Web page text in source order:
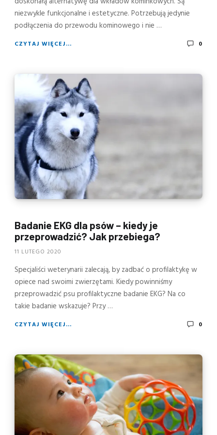
niezwykle funkcjonalne i estetyczne. Potrzebują jedynie
podłączenia do przewodu kominowego i nie …
CZYTAJ WIĘCEJ... 0
Badanie EKG dla psów – kiedy je
przeprowadzić? Jak przebiega?
11 LUTEGO 2020
Specjaliści weterynarii zalecają, by zadbać o profilaktykę w
opiece nad swoimi zwierzętami. Kiedy powinniśmy
przeprowadzić psu profilaktyczne badanie EKG? Na co
takie badanie wskazuje? Przy …
CZYTAJ WIĘCEJ... 0